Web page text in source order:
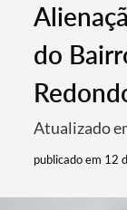
do
Atualizado
publicado em 12